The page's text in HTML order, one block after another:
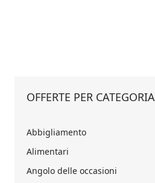
OFFERTE PER CATEGORIA
Abbigliamento
Alimentari
Angolo delle occasioni